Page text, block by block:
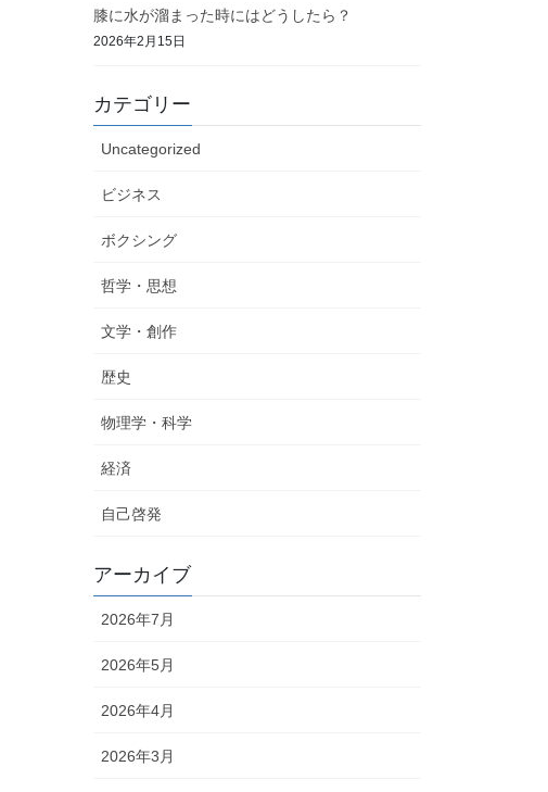
膝に水が溜まった時にはどうしたら？
2026年2月15日
カテゴリー
Uncategorized
ビジネス
ボクシング
哲学・思想
文学・創作
歴史
物理学・科学
経済
自己啓発
アーカイブ
2026年7月
2026年5月
2026年4月
2026年3月